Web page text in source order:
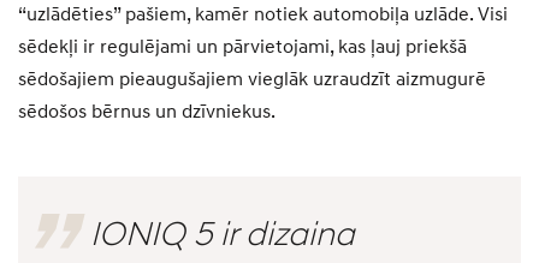
“uzlādēties” pašiem, kamēr notiek automobiļa uzlāde. Visi
sēdekļi ir regulējami un pārvietojami, kas ļauj priekšā
sēdošajiem pieaugušajiem vieglāk uzraudzīt aizmugurē
sēdošos bērnus un dzīvniekus.
IONIQ 5 ir dizaina